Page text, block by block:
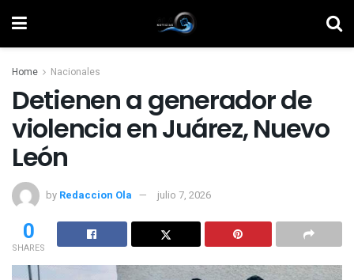
Home Nacionales
Detienen a generador de
violencia en Juárez, Nuevo
León
by Redaccion Ola julio 7, 2026
0
SHARES